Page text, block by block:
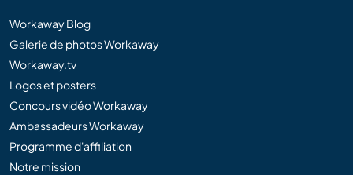
Workaway Blog
Galerie de photos Workaway
Workaway.tv
Logos et posters
Concours vidéo Workaway
Ambassadeurs Workaway
Programme d'affiliation
Notre mission